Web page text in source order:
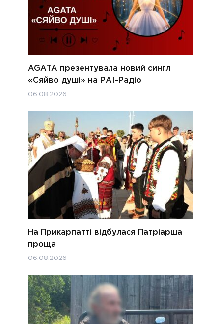
AGATA презентувала новий сингл
«Сяйво душі» на РАІ-Радіо
06.08.2026
На Прикарпатті відбулася Патріарша
проща
06.08.2026